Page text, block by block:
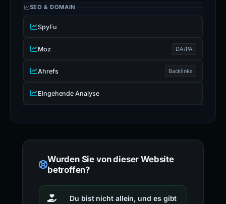
SEO & DOMAIN
SpyFu
Moz DA/PA
Ahrefs Backlinks
Eingehende Analyse
Wurden Sie von dieser Website
betroffen?
Du bist nicht allein, und es gibt